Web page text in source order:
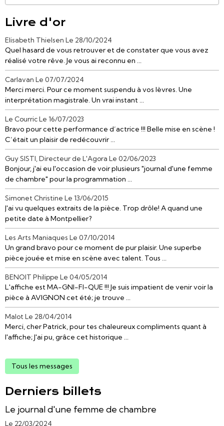
Livre d'or
Elisabeth Thielsen Le 28/10/2024
Quel hasard de vous retrouver et de constater que vous avez
réalisé votre rêve. Je vous ai reconnu en ...
Carlavan Le 07/07/2024
Merci merci. Pour ce moment suspendu à vos lèvres. Une
interprétation magistrale. Un vrai instant ...
Le CourricLe 16/07/2023
Bravo pour cette performance d’actrice !!! Belle mise en scène !
C’était un plaisir de redécouvrir ...
Guy SISTI, Directeur de L'Agora Le 02/06/2023
Bonjour, j'ai eu l'occasion de voir plusieurs "journal d'une femme
de chambre" pour la programmation ...
Simonet Christine Le 13/06/2015
J'ai vu quelques extraits de la pièce. Trop drôle! A quand une
petite date à Montpellier?
Les Arts Maniaques Le 07/10/2014
Un grand bravo pour ce moment de pur plaisir. Une superbe
pièce jouée et mise en scène avec talent. Tous ...
BENOIT Philippe Le 04/05/2014
L'affiche est MA-GNI-FI-QUE !!! Je suis impatient de venir voir la
pièce à AVIGNON cet été; je trouve ...
Malot Le 28/04/2014
Merci, cher Patrick, pour tes chaleureux compliments quant à
l'affiche; J'ai pu, grâce cet historique ...
Tous les messages
Derniers billets
Le journal d'une femme de chambre
Le 22/03/2024